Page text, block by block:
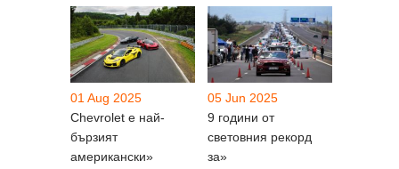
01 Aug 2025
Chevrolet е най-
бързият
американски»
05 Jun 2025
9 години от
световния рекорд
за»